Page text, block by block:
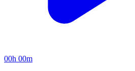
00h 00m